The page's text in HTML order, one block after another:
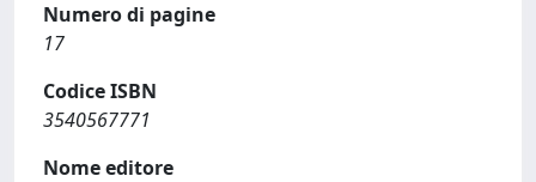
Numero di pagine
17
Codice ISBN
3540567771
Nome editore